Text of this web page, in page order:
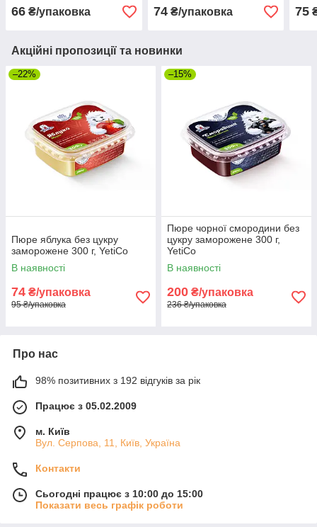
66 ₴/упаковка 74₴/упаковка 75
Акційні пропозиції та новинки
–22%
Пюре яблука без цукру
заморожене 300 г, YetiCo
В наявності
74 ₴/упаковка
95 ₴/упаковка
–15%
Пюре чорної смородини без
цукру заморожене 300 г,
YetiCo
В наявності
200 ₴/упаковка
236 ₴/упаковка
Про нас
98% позитивних з 192 відгуків за рік
Працює з 05.02.2009
м. Київ
Вул. Серпова, 11, Київ, Україна
Контакти
Сьогодні працює з 10:00 до 15:00
Показати весь графік роботи